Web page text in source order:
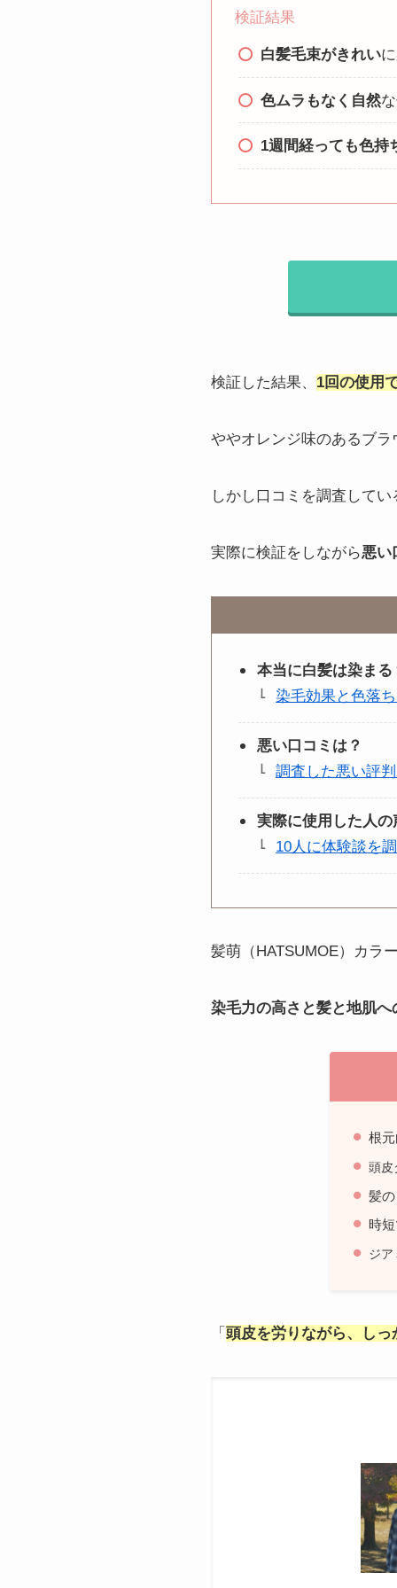
検証結果
白髪毛束がきれい
色ムラもなく自然
1週間経っても色持
検証した結果、 1回の使用
ややオレンジ味のあるブラ
しかし口コミを調査してい
実際に検証をしながら悪い
本当に白髪は染まる
染毛効果と色落
悪い口コミは？
調査した悪い評
実際に使用した人
10人に体験談を
髪萌（HATSUMOE）カラ
染毛力の高さと髪と地肌へ
根
頭皮
髪
時
ジア
「 頭皮を労りながら、し